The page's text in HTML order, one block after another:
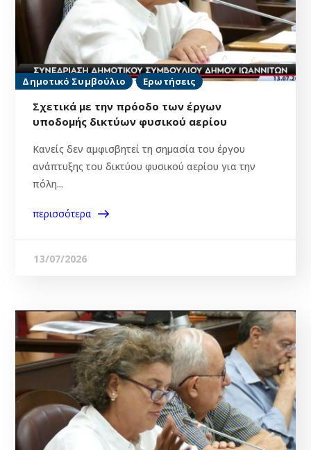
Δημοτικό Συμβούλιο Ερωτήσεις
Σχετικά με την πρόοδο των έργων
υποδομής δικτύων φυσικού αερίου
Κανείς δεν αμφισβητεί τη σημασία του έργου
ανάπτυξης του δικτύου φυσικού αερίου για την
πόλη...
περισσότερα
13/07/2026